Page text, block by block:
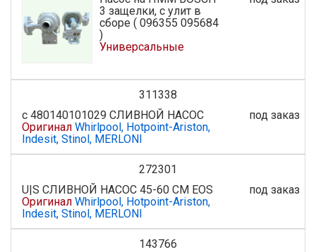
3 защелки, с улит в
сборе ( 096355 095684
)
Универсальные
311338
с 480140101029 СЛИВНОЙ НАСОС
Оригинал Whirlpool, Hotpoint-Ariston,
Indesit, Stinol, MERLONI
под заказ
272301
U|S СЛИВНОЙ НАСОС 45-60 CM EOS
Оригинал Whirlpool, Hotpoint-Ariston,
Indesit, Stinol, MERLONI
под заказ
143766